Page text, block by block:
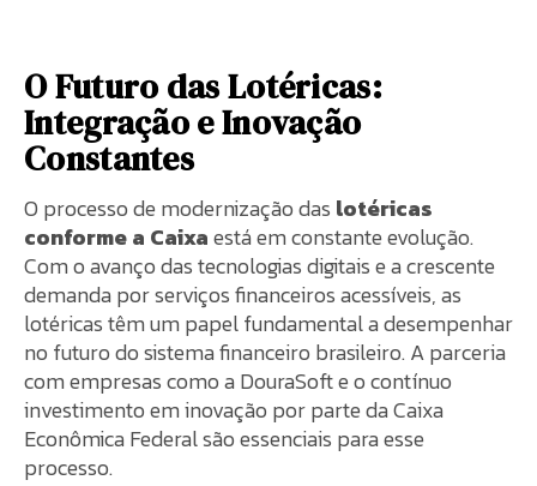
O Futuro das Lotéricas:
Integração e Inovação
Constantes
O processo de modernização das lotéricas
conforme a Caixaestá em constante evolução.
Com o avanço das tecnologias digitais e a crescente
demanda por serviços financeiros acessíveis, as
lotéricas têm um papel fundamental a desempenhar
no futuro do sistema financeiro brasileiro. A parceria
com empresas como a DouraSoft e o contínuo
investimento em inovação por parte da Caixa
Econômica Federal são essenciais para esse
processo.